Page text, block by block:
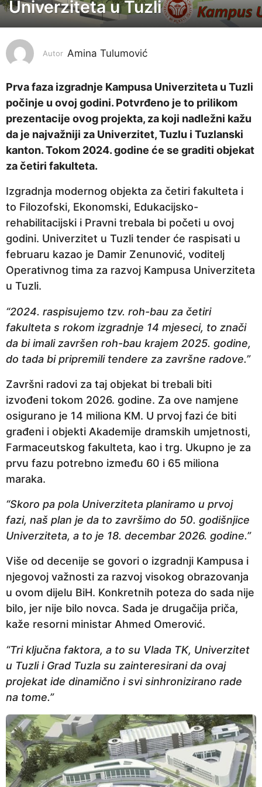
g
n
e
p
r
i
j
e
g
o
d
i
n
e
p
r
i
Univerziteta u Tuzli
Autor Amina Tulumović
Prva faza izgradnje Kampusa Univerziteta u Tuzli
počinje u ovoj godini. Potvrđeno je to prilikom
prezentacije ovog projekta, za koji nadležni kažu
da je najvažniji za Univerzitet, Tuzlu i Tuzlanski
kanton. Tokom 2024. godine će se graditi objekat
za četiri fakulteta.
Izgradnja modernog objekta za četiri fakulteta i
to Filozofski, Ekonomski, Edukacijsko-
rehabilitacijski i Pravni trebala bi početi u ovoj
godini. Univerzitet u Tuzli tender će raspisati u
februaru kazao je Damir Zenunović, voditelj
Operativnog tima za razvoj Kampusa Univerziteta
u Tuzli.
“2024. raspisujemo tzv. roh-bau za četiri
fakulteta s rokom izgradnje 14 mjeseci, to znači
da bi imali završen roh-bau krajem 2025. godine,
do tada bi pripremili tendere za završne radove.”
Završni radovi za taj objekat bi trebali biti
izvođeni tokom 2026. godine. Za ove namjene
osigurano je 14 miliona KM. U prvoj fazi će biti
građeni i objekti Akademije dramskih umjetnosti,
Farmaceutskog fakulteta, kao i trg. Ukupno je za
prvu fazu potrebno između 60 i 65 miliona
maraka.
“Skoro pa pola Univerziteta planiramo u prvoj
fazi, naš plan je da to završimo do 50. godišnjice
Univerziteta, a to je 18. decembar 2026. godine.”
Više od decenije se govori o izgradnji Kampusa i
njegovoj važnosti za razvoj visokog obrazovanja
u ovom dijelu BiH. Konkretnih poteza do sada nije
bilo, jer nije bilo novca. Sada je drugačija priča,
kaže resorni ministar Ahmed Omerović.
“Tri ključna faktora, a to su Vlada TK, Univerzitet
u Tuzli i Grad Tuzla su zainteresirani da ovaj
projekat ide dinamično i svi sinhronizirano rade
na tome.”